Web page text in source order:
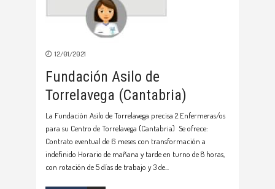
12/01/2021
Fundación Asilo de
Torrelavega (Cantabria)
La Fundación Asilo de Torrelavega precisa 2 Enfermeras/os
para su Centro de Torrelavega (Cantabria) Se ofrece:
Contrato eventual de 6 meses con transformación a
indefinido Horario de mañana y tarde en turno de 8 horas,
con rotación de 5 días de trabajo y 3 de